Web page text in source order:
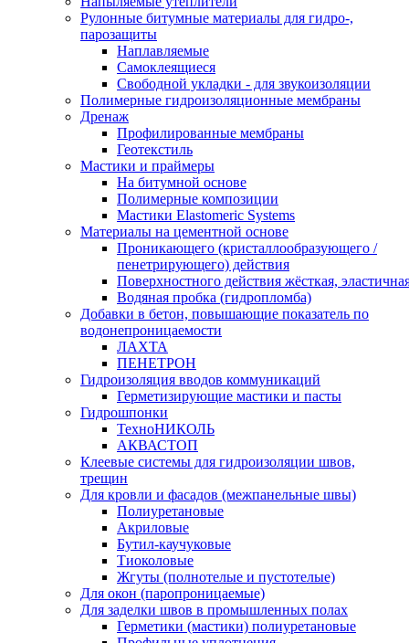
Рулонные битумные материалы для гидро-,
парозащиты
Наплавляемые
Самоклеящиеся
Свободной укладки - для звукоизоляции
Полимерные гидроизоляционные мембраны
Дренаж
Профилированные мембраны
Геотекстиль
Мастики и праймеры
На битумной основе
Полимерные композиции
Мастики Elastomeric Systems
Материалы на цементной основе
Проникающего (кристаллообразующего /
пенетрирующего) действия
Поверхностного действия жёсткая,
Водяная пробка (гидропломба)
Добавки в бетон, повышающие показатель по
водонепроницаемости
ЛАХТА
ПЕНЕТРОН
Гидроизоляция вводов коммуникаций
Герметизирующие мастики и пасты
Гидрошпонки
ТехноНИКОЛЬ
АКВАСТОП
Клеевые системы для гидроизоляции швов,
трещин
Для кровли и фасадов (межпанельные швы)
Полиуретановые
Акриловые
Бутил-каучуковые
Тиоколовые
Жгуты (полнотелые и пустотелые)
Для окон (паропроницаемые)
Для заделки швов в промышленных полах
Герметики (мастики) полиуретановые